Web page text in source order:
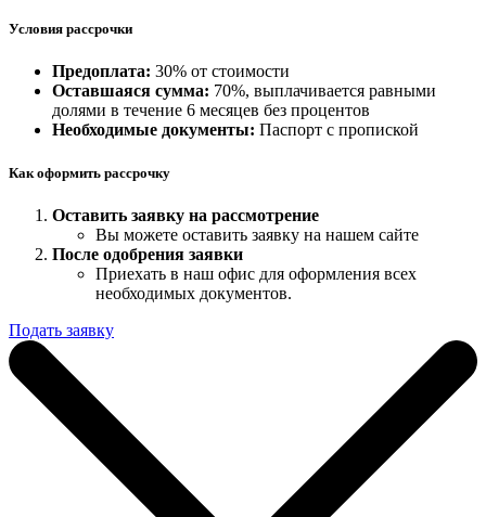
Условия рассрочки
Предоплата: 30% от стоимости
Оставшаяся сумма: 70%, выплачивается равными
долями в течение 6 месяцев без процентов
Необходимые документы: Паспорт с пропиской
Как оформить рассрочку
Оставить заявку на рассмотрение
Вы можете оставить заявку на нашем сайте
После одобрения заявки
Приехать в наш офис для оформления всех
необходимых документов.
Подать заявку